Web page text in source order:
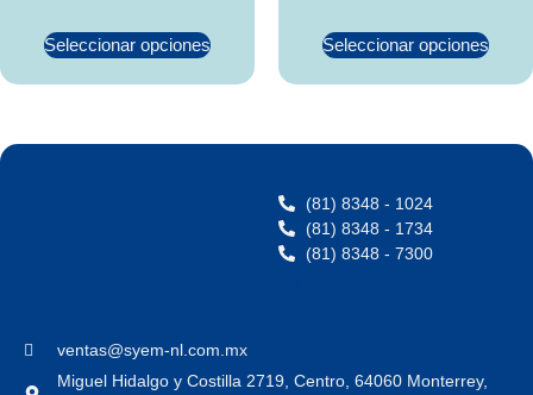
Seleccionar opciones Seleccionar opciones
(81) 8348 - 1024
(81) 8348 - 1734
(81) 8348 - 7300
ventas@syem-nl.com.mx
Miguel Hidalgo y Costilla 2719, Centro, 64060 Monterrey,